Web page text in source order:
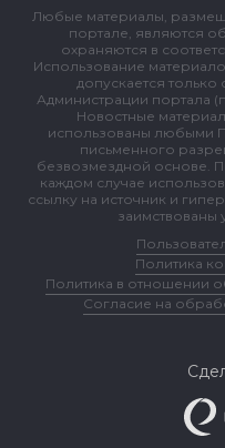
Любые материалы,
портале, являются
охраняются в
Использование
допускается только
Администрации портала
Новостные
использованы любыми
письменного
безвозмездной основе.
каждом случае
ссылку на источник и
заимствованы
Политика
Политика в отношении
Согласие на